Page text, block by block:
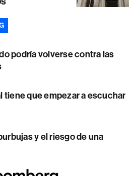
podría volverse contra las
tiene que empezar a escuchar
y el riesgo de una